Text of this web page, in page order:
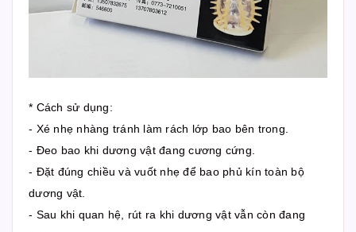
* Cách sử dụng:
- Xé nhẹ nhàng tránh làm rách lớp bao bên trong.
- Đeo bao khi dương vật đang cương cứng.
- Đặt đúng chiều và vuốt nhẹ để bao phủ kín toàn bộ
dương vật.
- Sau khi quan hệ, rút ra khi dương vật vẫn còn đang